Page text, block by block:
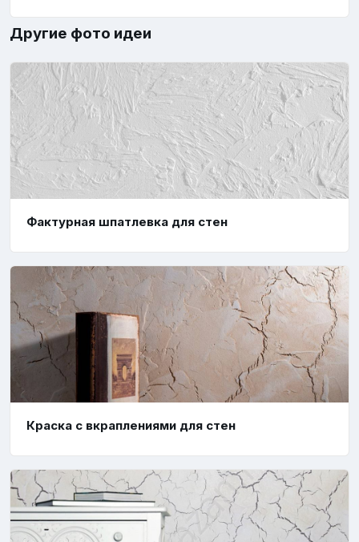
Другие фото идеи
Фактурная шпатлевка для стен
Краска с вкраплениями для стен